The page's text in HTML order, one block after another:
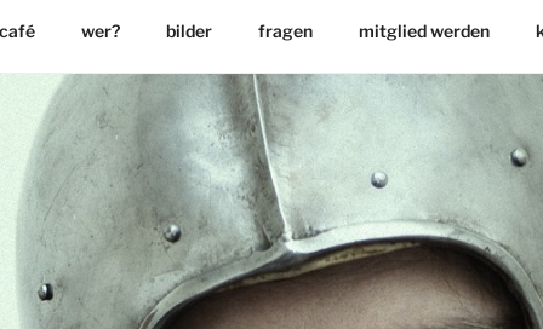
wer? bilder fragen mitglied werden